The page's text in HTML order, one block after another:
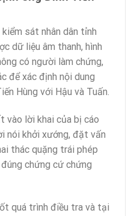
sát nhân dân tỉnh
dữ liệu âm thanh, hình
có người làm chứng,
để xác định nội dung
Hùng với Hậu và Tuấn.
vào lời khai của bị cáo
nói khởi xướng, đặt vấn
thác quặng trái phép
chứng cứ chứng
quá trình điều tra và tại